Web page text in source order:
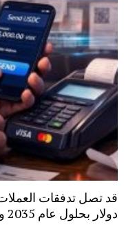
دولار بحلول عام 2035 وفقًا لشركة Chainalysis